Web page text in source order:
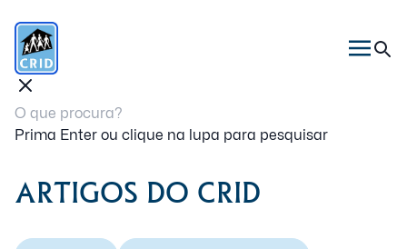
Prima Enter ou clique na lupa para pesquisar
ARTIGOS DO CRID